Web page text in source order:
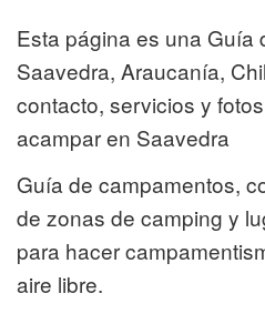
Esta página es una Guía
Saavedra, Araucanía,
contacto, servicios y
acampar en Saavedra
Guía de campamentos,
de zonas de camping y
para hacer
aire libre.